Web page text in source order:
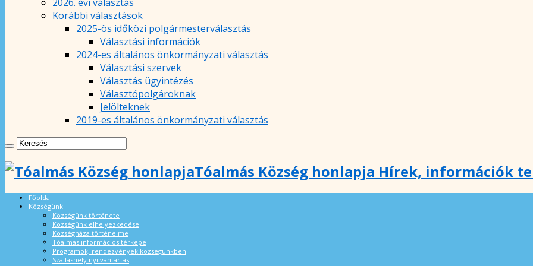
Korábbi választások
2025-ös időközi polgármesterválasztás
Választási információk
2024-es általános önkormányzati választás
Választási szervek
Választás ügyintézés
Választópolgároknak
Jelölteknek
2019-es általános önkormányzati választás
Tóalmás Község honlapja Hírek, információk
Főoldal
Községünk
Községünk története
Községünk elhelyezkedése
Községháza történelme
Tóalmás információs térképe
Programok, rendezvények községünkben
Szálláshely nyilvántartás